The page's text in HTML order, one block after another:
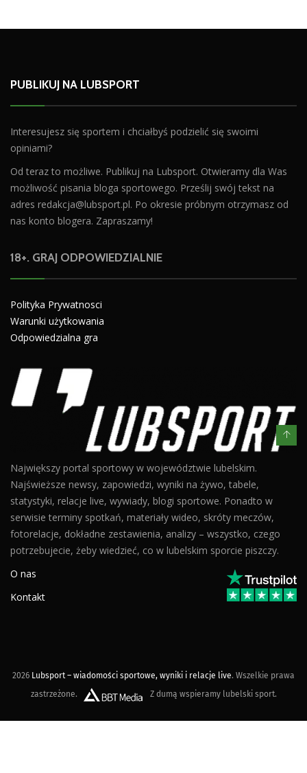
PUBLIKUJ NA LUBSPORT
Interesujesz się sportem i chciałbyś podzielić się swoimi
opiniami?
Od teraz to możliwe. Publikuj na Lubsport. Otwieramy dla Was
możliwość pisania bloga sportowego. Prześlij swój tekst na
adres redakcja@lubsport.pl. Po okresie próbnym otrzymasz od
nas konto blogera. Zapraszamy!
18+. GRAJ ODPOWIEDZIALNIE
Polityka Prywatnosci
Warunki użytkowania
Odpowiedzialna gra
Największy portal sportowy w województwie lubelskim.
Najświeższe newsy, zapowiedzi, wyniki na żywo, tabele,
statystyki, relacje live, wywiady, blogi sportowe. Ponadto w
serwisie terminy spotkań, materiały wideo, skróty meczów,
fotorelacje, dokładne zestawienia, analizy – wszystko, czego
potrzebujecie, żeby wiedzieć, co w lubelskim sporcie piszczy.
O nas
Kontakt
2026 Lubsport – wiadomości sportowe, wyniki i relacje live. Wszelkie prawa
zastrzeżone.
Z dumą wspieramy lubelski sport.